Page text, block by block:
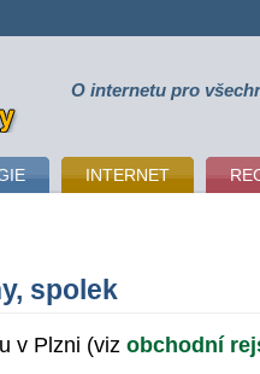
O internetu pro
INTERNET
spolek
v Plzni (viz obchodní